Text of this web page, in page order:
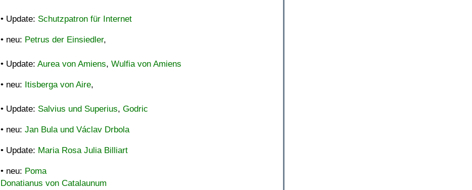
• Update: Schutzpatron für Internet
• neu: Petrus der Einsiedler,
• Update: Aurea von Amiens, Wulfia von Amiens
• neu: Itisberga von Aire,
• Update: Salvius und Superius, Godric
• neu: Jan Bula und Václav Drbola
• Update: Maria Rosa Julia Billiart
• neu: Poma
Donatianus von Catalaunum